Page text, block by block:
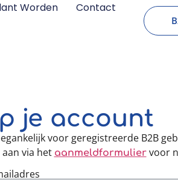
Worden Contact
je account
voor geregistreerde B2B
via het aanmeldformuliervoor